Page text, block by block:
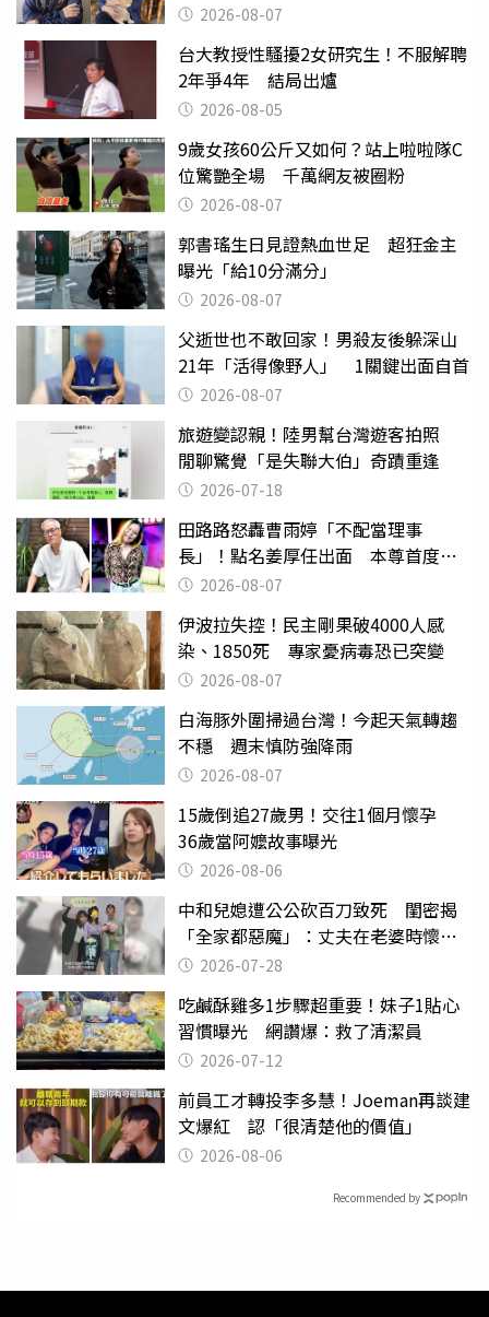
2026-08-07
台大教授性騷擾2女研究生！不服解聘
2年爭4年 結局出爐
2026-08-05
9歲女孩60公斤又如何？站上啦啦隊C
位驚艷全場 千萬網友被圈粉
2026-08-07
郭書瑤生日見證熱血世足 超狂金主
曝光「給10分滿分」
2026-08-07
父逝世也不敢回家！男殺友後躲深山
21年「活得像野人」 1關鍵出面自首
2026-08-07
旅遊變認親！陸男幫台灣遊客拍照
閒聊驚覺「是失聯大伯」奇蹟重逢
2026-07-18
田路路怒轟曹雨婷「不配當理事
長」！點名姜厚任出面 本尊首度回
應了2026-08-07
伊波拉失控！民主剛果破4000人感
染、1850死 專家憂病毒恐已突變
2026-08-07
白海豚外圍掃過台灣！今起天氣轉趨
不穩 週末慎防強降雨
2026-08-07
15歲倒追27歲男！交往1個月懷孕
36歲當阿嬤故事曝光
2026-08-06
中和兒媳遭公公砍百刀致死 閨密揭
「全家都惡魔」：丈夫在老婆時懷孕
摔東西
2026-07-28
吃鹹酥雞多1步驟超重要！妹子1貼心
習慣曝光 網讚爆：救了清潔員
2026-07-12
前員工才轉投李多慧！Joeman再談建
文爆紅 認「很清楚他的價值」
2026-08-06
Recommended by